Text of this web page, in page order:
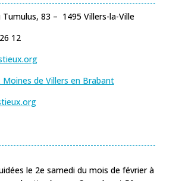
Tumulus, 83 – 1495 Villers-la-Ville
12
de Villers en Brabant
le 2e samedi du mois de février à